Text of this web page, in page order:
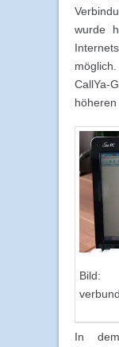
wurde
CallYa-
Bild:
In